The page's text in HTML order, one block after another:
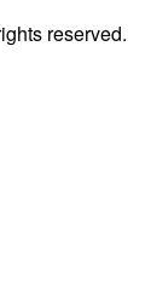
reserved.